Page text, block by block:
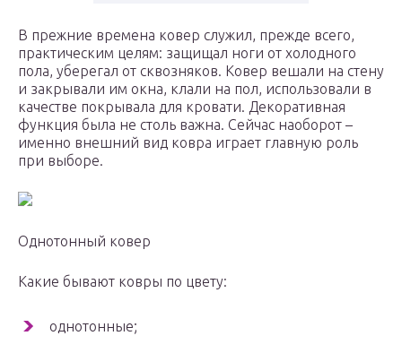
В прежние времена ковер служил, прежде всего,
практическим целям: защищал ноги от холодного
пола, уберегал от сквозняков. Ковер вешали на стену
и закрывали им окна, клали на пол, использовали в
качестве покрывала для кровати. Декоративная
функция была не столь важна. Сейчас наоборот –
именно внешний вид ковра играет главную роль
при выборе.
Однотонный ковер
Какие бывают ковры по цвету:
однотонные;